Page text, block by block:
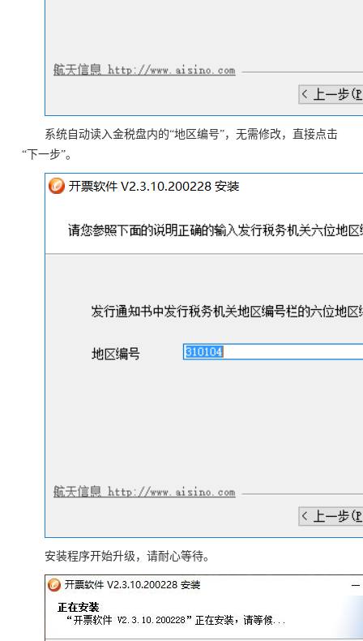
系统自动读入金税盘内的“地区编号”，无需修改，直接点击
“下一步”。
安装程序开始升级，请耐心等待。